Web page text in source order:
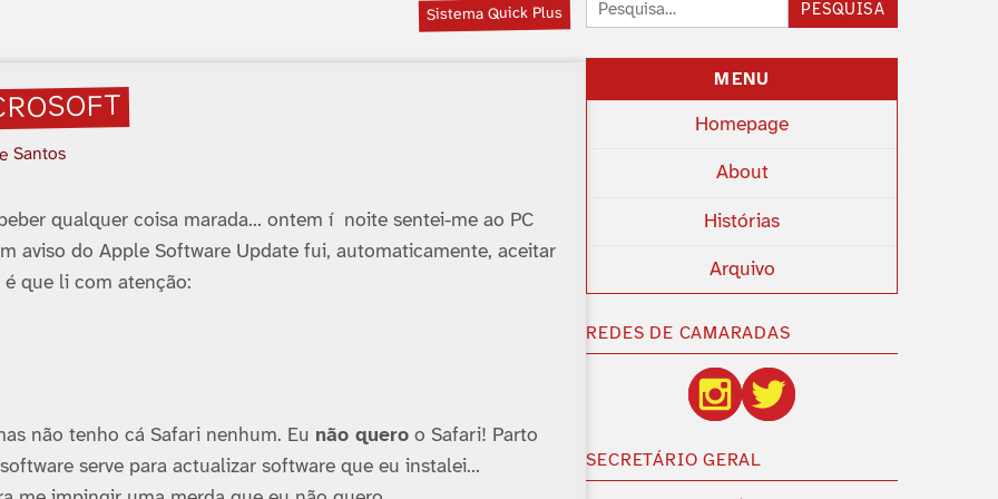
Sistema Quick Plus
Santos
qualquer coisa marada… ontem í noite sentei-me ao PC
aviso do Apple Software Update fui, automaticamente, aceitar
que li com atenção:
não tenho cá Safari nenhum. Eu não quero o Safari! Parto
serve para actualizar software que eu instalei…
Pesquisar: PESQUISA
MENU
Homepage
About
Histórias
Arquivo
REDES DE CAMARADAS
SECRETÁRIO GERAL